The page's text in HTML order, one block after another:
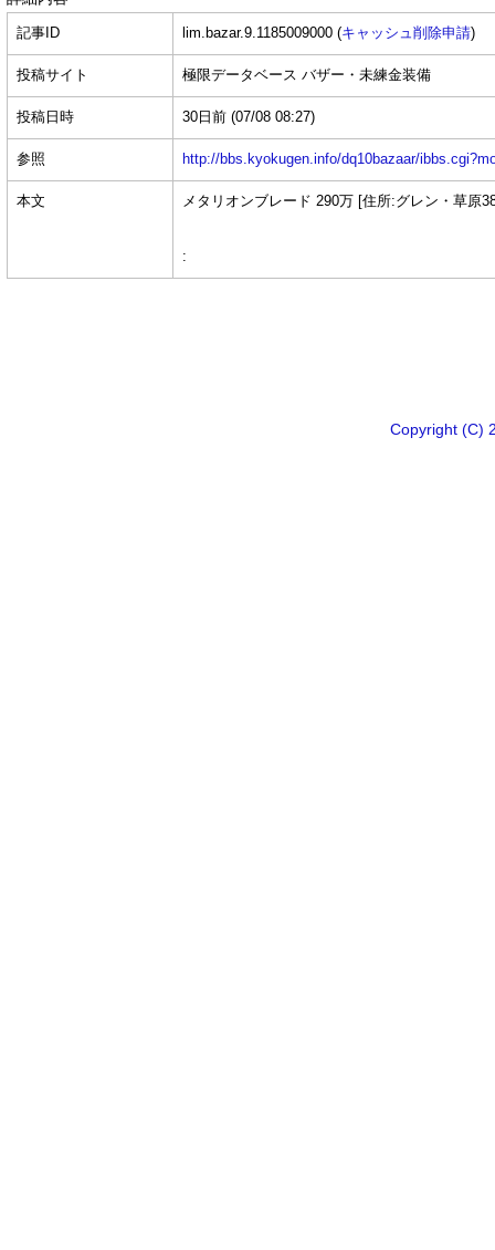
記事ID lim.bazar.9.1185009000 (キャッシュ削除申請)
投稿サイト 極限データベース バザー・未練金装備
投稿日時 30日前 (07/08 08:27)
参照 http://bbs.kyokugen.info/dq10bazaar/
本文 メタリオンブレード 290万 [住所:グレン・草原
:
Copyright (C)